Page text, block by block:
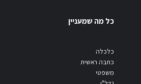
כל מה שמעניין
כלכלה
כתבה ראשית
משפטי